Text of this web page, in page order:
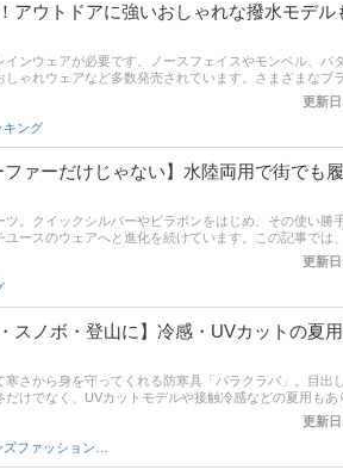
アウトドアに強いおしゃれな撥水モデル
ンウェアが必要です。ノースフェイスやモンベル、パ
ゃれウェアなど多数発売されています。さまざまなブ
だらよいか迷ってしまう人も多いのではないでしょう
もとに、登山用レインウェアの選び方とおすすめ商品
などをピックアップしています。記事後半には、比較一
評判もチェックしてみてください。
更新
キング
ァーだけじゃない】水陸両用で街でも
。クイックシルバーやビラボンをはじめ、その使い勝
ースのウェアへと進化を続けています。この記事では
半には通販サイトにおける最新人気ランキングもあり
更新
スノボ・登山に】冷感・UVカットの夏
さから身を守ってくれる防寒具「バラクラバ」。目出
けでなく、UVカットモデルや接触冷感などの夏用もあ
め商品を紹介します。バイク、スノーボード、登山で
、比較一覧表や通販サイトの最新人気ランキングもあ
更新